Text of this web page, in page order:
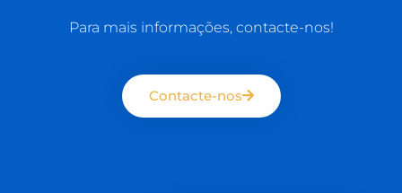
Para mais informações, contacte-nos!
Contacte-nos